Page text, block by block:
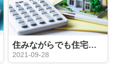
住みながらでも住宅を売却できる！住宅に関する不動産売却の方法をご紹介
2021-09-28